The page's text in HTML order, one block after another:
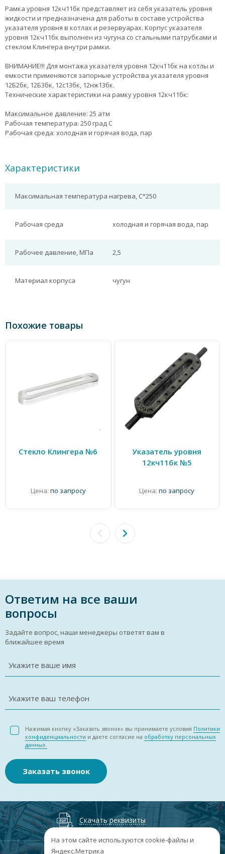
Рамка уровня 12кч11бк представляет из себя указатель уровня
жидкости и предназначена для работы в составе устройства
указателя уровня в котлах и резервуарах. Корпус указателя
уровня 12кч11бк выполнен из чугуна со стальными патрубками и
стеклом Клингера внутри рамки.
ВНИМАНИЕ!!! Для монтажа указателя уровня 12кч11бк на котлы и
емкости применяются запорные устройства указателя уровня
12Б2бк, 12Б3бк, 12с13бк, 12нж13бк.
Технические характеристики на рамку уровня 12кч11бк:
Максимальное давление: 25 атм
Рабочая температура: 250 град С
Рабочая среда: холодная и горячая вода, пар
Характеристики
Максимальная температура нагрева, С°250
Рабочая среда холодная и горячая вода, пар
Рабочее давление, МПа 2,5
Материал корпуса чугун
Похожие товары
Стекло Клингера №6
Цена: по запросу
Указатель уровня
12кч11бк №5
Цена: по запросу
Ответим на все ваши
вопросы
Задайте вопрос, наши менеджеры ответят вам в
ближайшее время
Укажите ваше имя
Укажите ваш телефон
Нажимая кнопку «Заказать звонок» вы принимаете условия Политики
конфиденциальности и даете согласие на обработку персональных
данных.
Заказать звонок
Скачать реквизиты
На этом сайте используются cookie-файлы и
Яндекс.Метрика